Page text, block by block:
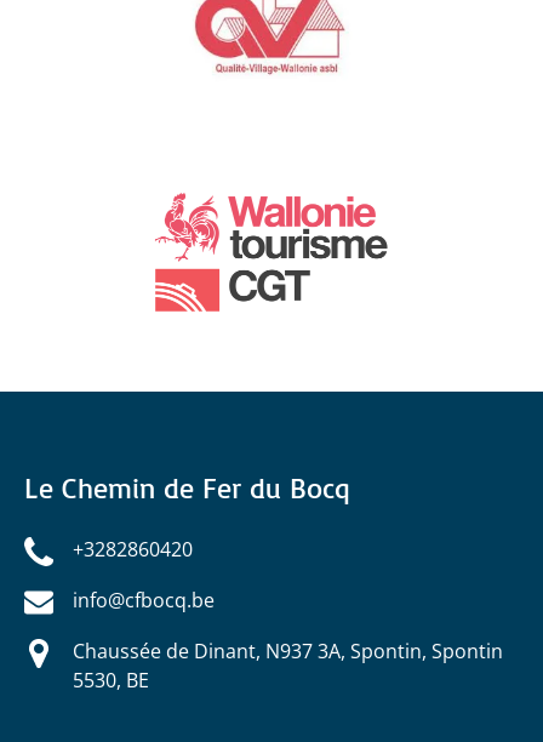
Le Chemin de Fer du Bocq
+3282860420
info@cfbocq.be
Chaussée de Dinant, N937 3A, Spontin, Spontin
5530, BE